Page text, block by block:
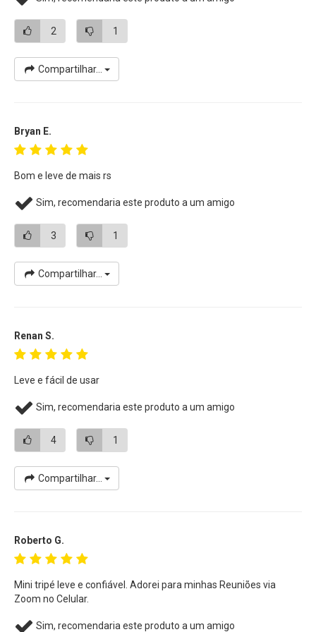
2 1
Compartilhar...
Bryan E.
Bom e leve de mais rs
Sim, recomendaria este produto a um amigo
3 1
Compartilhar...
Renan S.
Leve e fácil de usar
Sim, recomendaria este produto a um amigo
4 1
Compartilhar...
Roberto G.
Mini tripé leve e confiável. Adorei para minhas Reuniões via
Zoom no Celular.
Sim, recomendaria este produto a um amigo